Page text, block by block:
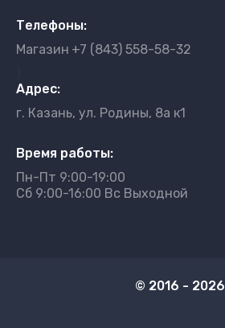
Телефоны:
Магазин +7 (843) 558-58-32
Адрес:
г. Казань, ул. Родины, 8а к1
Время работы:
Пн-Пт 9:00-19:00
Сб 9:00-16:00 Вс Выходной
© 2016 - 2026